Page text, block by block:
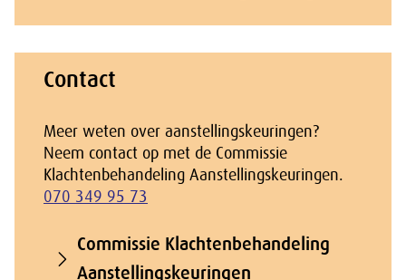
Contact
Meer weten over aanstellingskeuringen?
Neem contact op met de Commissie
Klachtenbehandeling Aanstellingskeuringen.
070 349 95 73
Commissie Klachtenbehandeling
Aanstellingskeuringen